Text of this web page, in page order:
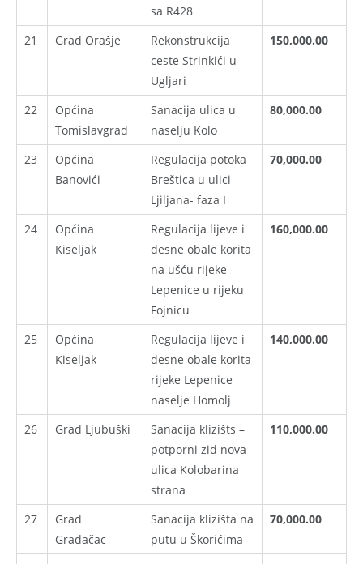
sa R428
21 Grad Orašje
Rekonstrukcija
ceste Strinkići u
Ugljari
150,000.00
22
Općina
Tomislavgrad
Sanacija ulica u
naselju Kolo
80,000.00
23
Općina
Banovići
Regulacija potoka
Breštica u ulici
Ljiljana- faza I
70,000.00
24
Općina
Kiseljak
Regulacija lijeve i
desne obale korita
na ušću rijeke
Lepenice u rijeku
Fojnicu
160,000.00
25
Općina
Kiseljak
Regulacija lijeve i
desne obale korita
rijeke Lepenice
naselje Homolj
140,000.00
26 Grad Ljubuški
Sanacija klizišts –
potporni zid nova
ulica Kolobarina
strana
110,000.00
27
Grad
Gradačac
Sanacija klizišta na
putu u Škorićima
70,000.00